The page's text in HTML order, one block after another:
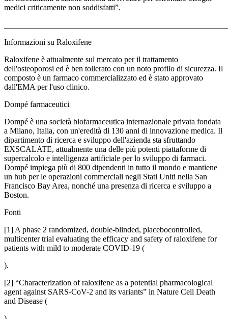
medici criticamente non soddisfatti”.
Informazioni su Raloxifene
Raloxifene è attualmente sul mercato per il trattamento
dell'osteoporosi ed è ben tollerato con un noto profilo di sicurezza. Il
composto è un farmaco commercializzato ed è stato approvato
dall'EMA per l'uso clinico.
Dompé farmaceutici
Dompé è una società biofarmaceutica internazionale privata fondata
a Milano, Italia, con un'eredità di 130 anni di innovazione medica. Il
dipartimento di ricerca e sviluppo dell'azienda sta sfruttando
EXSCALATE, attualmente una delle più potenti piattaforme di
supercalcolo e intelligenza artificiale per lo sviluppo di farmaci.
Dompé impiega più di 800 dipendenti in tutto il mondo e mantiene
un hub per le operazioni commerciali negli Stati Uniti nella San
Francisco Bay Area, nonché una presenza di ricerca e sviluppo a
Boston.
Fonti
[1] A phase 2 randomized, double-blinded, placebocontrolled,
multicenter trial evaluating the efficacy and safety of raloxifene for
patients with mild to moderate COVID-19 (
).
[2] “Characterization of raloxifene as a potential pharmacological
agent against SARS-CoV-2 and its variants” in Nature Cell Death
and Disease (